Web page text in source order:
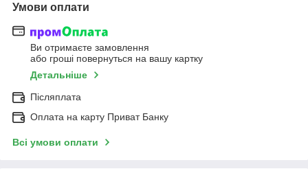
Умови оплати
Ви отримаєте замовлення
або гроші повернуться на вашу картку
Детальніше
Післяплата
Оплата на карту Приват Банку
Всі умови оплати